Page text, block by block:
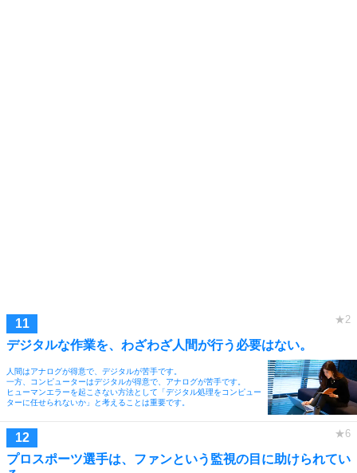
デジタルな作業を、わざわざ人間が行う必要はない。
人間はアナログが得意で、デジタルが苦手です。
一方、コンピューターはデジタルが得意で、アナログが苦手です。
ヒューマンエラーを起こさない方法として「デジタル処理をコンピュー
ターに任せられないか」と考えることは重要です。
プロスポーツ選手は、ファンという監視の目に助けられてい